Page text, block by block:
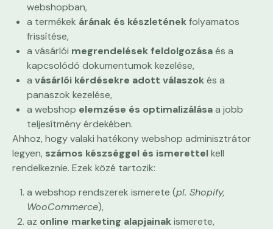
webshopban,
a termékek árának és készleténekfolyamatos
frissítése,
a vásárlói megrendelések feldolgozásaés a
kapcsolódó dokumentumok kezelése,
a vásárlói kérdésekre adott válaszokés a
panaszok kezelése,
a webshop elemzése és optimalizálásaa jobb
teljesítmény érdekében.
Ahhoz, hogy valaki hatékony webshop adminisztrátor
legyen, számos készséggel és ismerettelkell
rendelkeznie. Ezek közé tartozik:
a webshop rendszerek ismerete (pl. Shopify,
WooCommerce),
az online marketing alapjainakismerete,